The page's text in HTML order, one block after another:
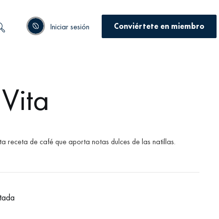
Iniciar sesión Conviértete en miembro
receta de café que aporta notas dulces de las natillas.